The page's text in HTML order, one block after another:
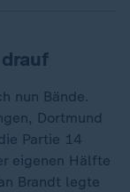
nun Bände.
Dortmund
Partie 14
eigenen Hälfte
Brandt legte